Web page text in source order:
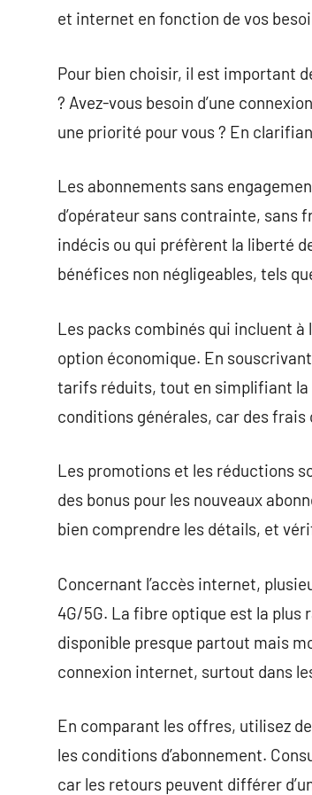
et internet en fonction de vos
Pour bien choisir, il est important
? Avez-vous besoin d’une
une priorité pour vous ? En
Les abonnements sans
d’opérateur sans contrainte, sans
indécis ou qui préfèrent la liberté
bénéfices non négligeables, tels
Les packs combinés qui incluent
option économique. En
tarifs réduits, tout en simplifiant
conditions générales, car des frais
Les promotions et les réductions
des bonus pour les nouveaux
bien comprendre les détails, et
Concernant l’accès internet,
4G/5G. La fibre optique est la plus
disponible presque partout mais
connexion internet, surtout dans
En comparant les offres, utilisez
les conditions d’abonnement.
car les retours peuvent différer